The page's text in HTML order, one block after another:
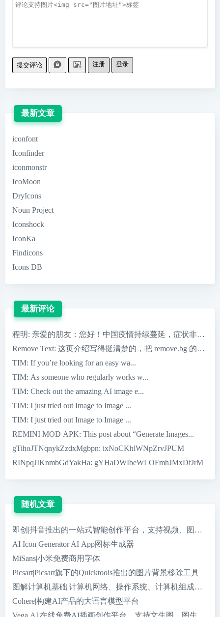
提交评论 注册 登录
最新文章
iconfont
Iconfinder
iconmonstr
IcoMoon
DryIcons
Noun Project
Iconshock
IconKa
Findicons
Icons DB
最新评论
程明: 亲爱的朋友：您好！中国疫情持续蔓延，症状非常严
Remove Text: 这页介绍写得挺清楚的，把 remove.bg 的核心
TIM: If you’re looking for an easy wa...
TIM: As someone who regularly works w...
TIM: Check out the amazing AI image e...
TIM: I just tried out Image to Image ...
TIM: I just tried out Image to Image ...
REMINI MOD APK: This post about “Generate Images...
gTihoJTNqnykZzdxMgbpn: ixNoCKhlWNpZrvJPUM
RINpqJIKnmbGdYakHa: gYHaDWIbeWLOFmhJMxDfJrM
随机文章
即创|抖音推出的一站式智能创作平台，支持视频、图文和直
AI Icon Generator|AI App图标生成器
MiSans|小米免费商用字体
Picsart|Picsart旗下的Quicktools推出的图片背景移除工具
图解计算机基础|计算机网络、操作系统、计算机组成、数
Cohere|构建AI产品的大语言模型平台